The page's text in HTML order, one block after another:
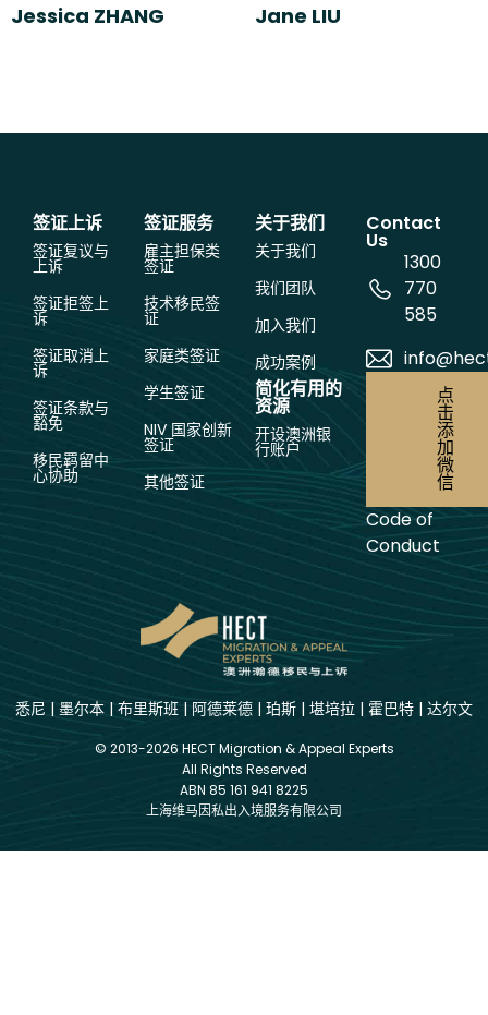
Jessica ZHANG Jane LIU
签证上诉
签证复议与
上诉
签证拒签上
诉
签证取消上
诉
签证条款与
豁免
移民羁留中
心协助
签证服务
雇主担保类
签证
技术移民签
证
家庭类签证
学生签证
NIV 国家创新
签证
其他签证
关于我们
关于我们
我们团队
加入我们
成功案例
简化有用的
资源
开设澳洲银
行账户
Contact
Us
1300
770
585
点
击
添
加
微
信
Code of
Conduct
悉尼 | 墨尔本 | 布里斯班 | 阿德莱德 | 珀斯 | 堪培拉 | 霍巴特 | 达尔文
© 2013-2026 HECT Migration & Appeal Experts
All Rights Reserved
ABN 85 161 941 8225
上海维马因私出入境服务有限公司